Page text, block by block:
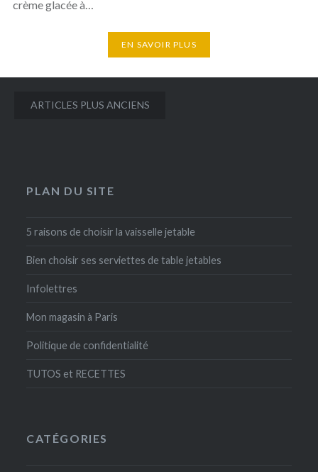
crème glacée à…
EN SAVOIR PLUS
Navigation
ARTICLES PLUS ANCIENS
PLAN DU SITE
5 raisons de choisir la vaisselle jetable
Bien choisir ses serviettes de table jetables
Infolettres
Mon magasin à Paris
Politique de confidentialité
TUTOS et RECETTES
CATÉGORIES